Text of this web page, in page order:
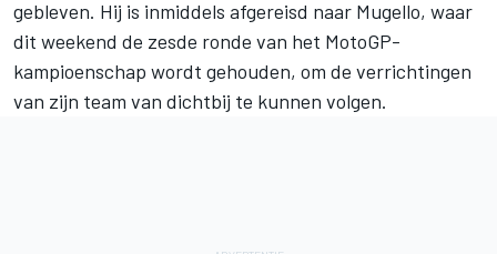
gebleven. Hij is inmiddels afgereisd naar Mugello, waar
dit weekend de zesde ronde van het MotoGP-
kampioenschap wordt gehouden, om de verrichtingen
van zijn team van dichtbij te kunnen volgen.